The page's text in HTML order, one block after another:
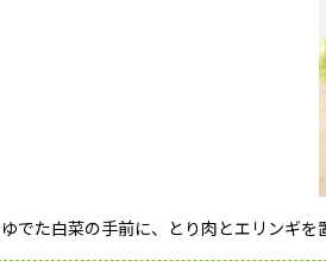
ゆでた白菜の手前に、とり肉とエリンギ